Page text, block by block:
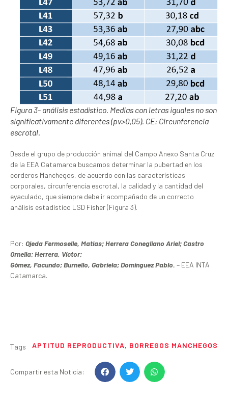
Figura 3- análisis estadístico. Medias con letras iguales no son
significativamente diferentes (pv>0,05). CE: Circunferencia
escrotal.
Desde el grupo de producción animal del Campo Anexo Santa Cruz
de la EEA Catamarca buscamos determinar la pubertad en los
corderos Manchegos, de acuerdo con las características
corporales, circunferencia escrotal, la calidad y la cantidad del
eyaculado, que siempre debe ir acompañado de un correcto
análisis estadístico LSD Fisher (Figura 3).
Por: Ojeda Fermoselle, Matias; Herrera Conegliano Ariel; Castro
Ornella; Herrera, Víctor;
Gómez, Facundo; Burnello, Gabriela; Dominguez Pablo. – EEA INTA
Catamarca.
Tags APTITUD REPRODUCTIVA, BORREGOS MANCHEGOS
Compartir esta Noticia: